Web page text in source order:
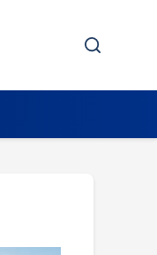
Search